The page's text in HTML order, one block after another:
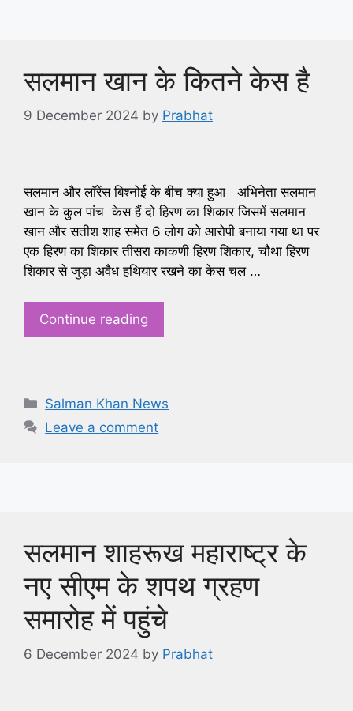
सलमान खान के कितने केस है
9 December 2024 by Prabhat
सलमान और लॉरेंस बिश्नोई के बीच क्या हुआ अभिनेता सलमान
खान के कुल पांच केस हैं दो हिरण का शिकार जिसमें सलमान
खान और सतीश शाह समेत 6 लोग को आरोपी बनाया गया था पर
एक हिरण का शिकार तीसरा काकणी हिरण शिकार, चौथा हिरण
शिकार से जुड़ा अवैध हथियार रखने का केस चल …
Continue reading
Categories
Salman Khan News
Leave a comment
सलमान शाहरूख महाराष्ट्र के
नए सीएम के शपथ ग्रहण
समारोह में पहुंचे
6 December 2024 by Prabhat